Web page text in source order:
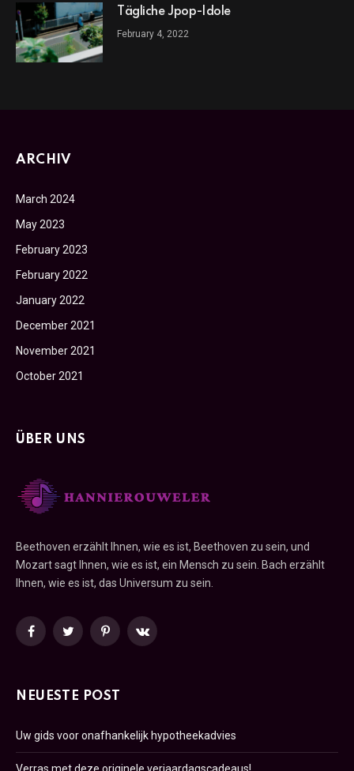
Tägliche Jpop-Idole
February 4, 2022
ARCHIV
March 2024
May 2023
February 2023
February 2022
January 2022
December 2021
November 2021
October 2021
ÜBER UNS
Beethoven erzählt Ihnen, wie es ist, Beethoven zu sein, und
Mozart sagt Ihnen, wie es ist, ein Mensch zu sein. Bach erzählt
Ihnen, wie es ist, das Universum zu sein.
FacebookTwitterPinterestVKontakte
NEUESTE POST
Uw gids voor onafhankelijk hypotheekadvies